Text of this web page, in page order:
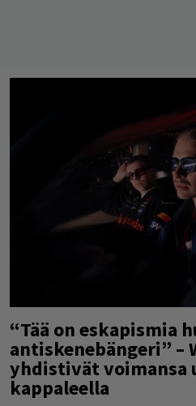
“Tää on eskapismia
antiskenebängeri” –
yhdistivät voimansa
kappaleella